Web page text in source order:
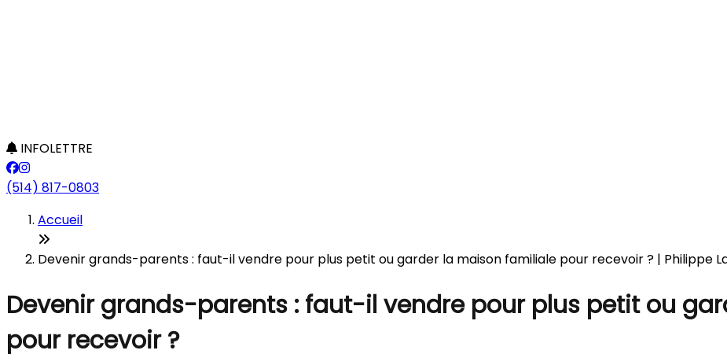
INFOLETTRE
(514) 817-0803
Accueil
Devenir grands-parents : faut-il vendre pour plus petit ou garder la maison familiale pour recevoir ? | Philippe
Devenir grands-parents : faut-il vendre pour plus petit ou
pour recevoir ?